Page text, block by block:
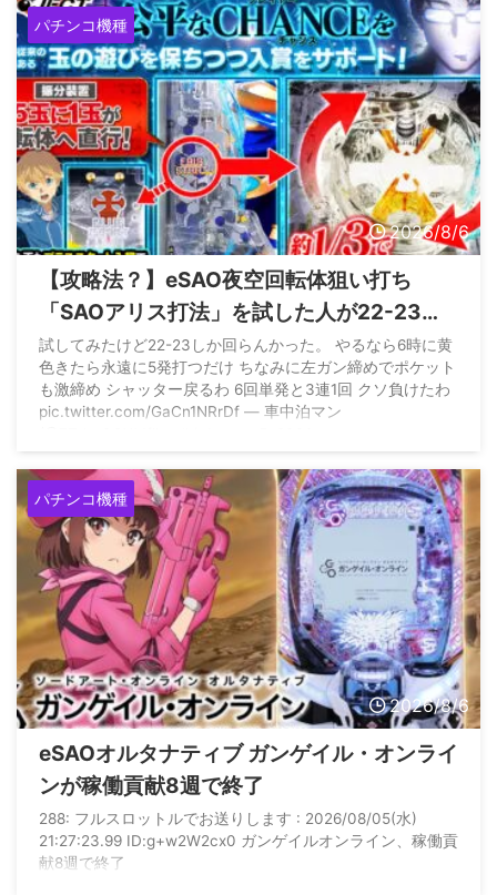
4, 2026
パチンコ機種
2026/8/6
【攻略法？】eSAO夜空回転体狙い打ち
「SAOアリス打法」を試した人が22-23回
はいくらしい
試してみたけど22-23しか回らんかった。 やるなら6時に黄
色きたら永遠に5発打つだけ ちなみに左ガン締めでポケット
も激締め シャッター戻るわ 6回単発と3連1回 クソ負けたわ
pic.twitter.com/GaCn1NRrDf — 車中泊マン
パチンコ機種
2026/8/6
eSAOオルタナティブ ガンゲイル・オンライ
ンが稼働貢献8週で終了
288: フルスロットルでお送りします : 2026/08/05(水)
21:27:23.99 ID:g+w2W2cx0 ガンゲイルオンライン、稼働貢
献8週で終了